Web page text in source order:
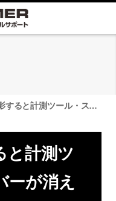
静止画を撮影すると計測ツール・スケールバーが消えてしまう
と計測ツ
ーが消え